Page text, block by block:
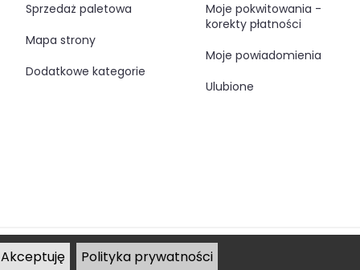
Akceptuję Polityka prywatności
sprzedaż paletowa
mapa strony
dodatkowe kategorie
moje pokwitowania -
korekty płatności
moje powiadomienia
ulubione